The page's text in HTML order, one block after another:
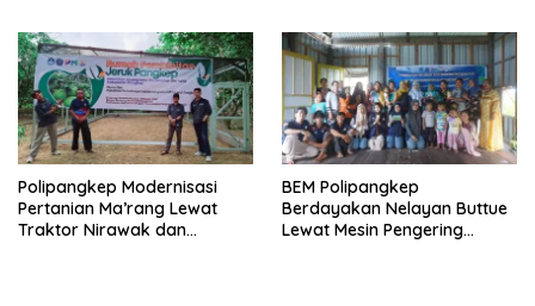
Polipangkep Modernisasi
Pertanian Ma’rang Lewat
Traktor Nirawak dan
BEM Polipangkep
Berdayakan Nelayan Buttue
Lewat Mesin Pengering